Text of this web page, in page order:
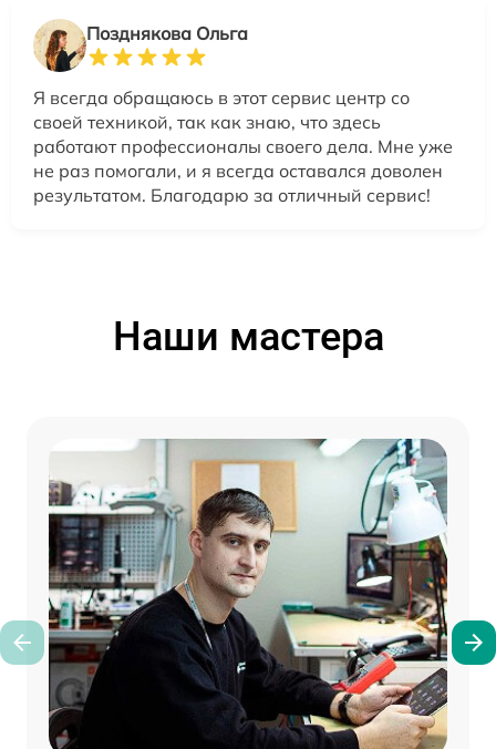
Позднякова Ольга
Я всегда обращаюсь в этот сервис центр со
своей техникой, так как знаю, что здесь
работают профессионалы своего дела. Мне уже
не раз помогали, и я всегда оставался доволен
результатом. Благодарю за отличный сервис!
Наши мастера